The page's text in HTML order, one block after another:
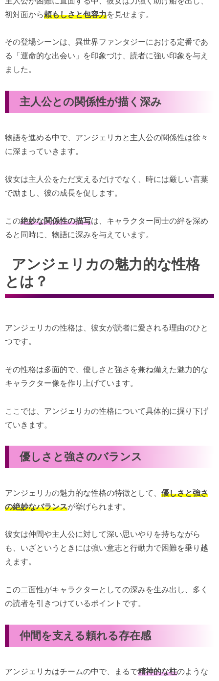
初対面から頼もしさと包容力を見せます。
その登場シーンは、異世界ファンタジーにおける定番であ
る「運命的な出会い」を印象づけ、読者に強い印象を与え
ました。
主人公との関係性が描く深み
物語を進める中で、アンジェリカと主人公の関係性は徐々
に深まっていきます。
彼女は主人公をただ支えるだけでなく、時には厳しい言葉
で励まし、彼の成長を促します。
この絶妙な関係性の描写は、キャラクター同士の絆を深め
ると同時に、物語に深みを与えています。
アンジェリカの魅力的な性格
とは？
アンジェリカの性格は、彼女が読者に愛される理由のひと
つです。
その性格は多面的で、優しさと強さを兼ね備えた魅力的な
キャラクター像を作り上げています。
ここでは、アンジェリカの性格について具体的に掘り下げ
ていきます。
優しさと強さのバランス
アンジェリカの魅力的な性格の特徴として、 優しさと強さ
の絶妙なバランスが挙げられます。
彼女は仲間や主人公に対して深い思いやりを持ちながら
も、いざというときには強い意志と行動力で困難を乗り越
えます。
この二面性がキャラクターとしての深みを生み出し、多く
の読者を引きつけているポイントです。
仲間を支える頼れる存在感
アンジェリカはチームの中で、まるで精神的な柱のような